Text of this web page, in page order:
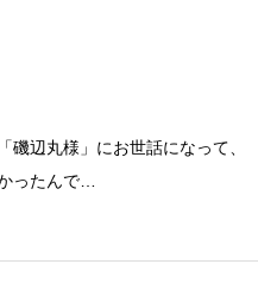
磯辺丸様」にお世話になって、
ったんで…